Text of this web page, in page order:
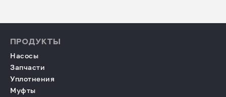
ПРОДУКТЫ
Насосы
Запчасти
Уплотнения
Муфты